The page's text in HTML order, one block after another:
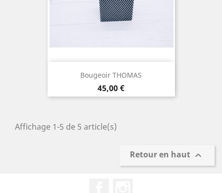
Bougeoir THOMAS
Prix
45,00 €
Affichage 1-5 de 5 article(s)
Retour en haut 